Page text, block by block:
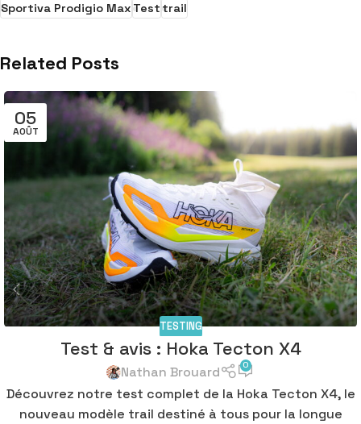
Sportiva Prodigio MaxTesttrail
Related Posts
05
AOÛT
TESTING
Test & avis : Hoka Tecton X4
Nathan Brouard 0
Découvrez notre test complet de la Hoka Tecton X4, le
nouveau modèle trail destiné à tous pour la longue